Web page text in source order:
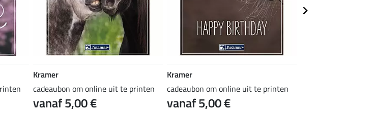
Kramer
cadeaubon om online uit te printen
vanaf 5,00 €
Kramer
cadeaubon om online uit te printen
vanaf 5,00 €